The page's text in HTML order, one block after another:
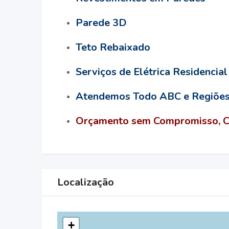
Parede 3D
Teto Rebaixado
Serviços de Elétrica Residencial
Atendemos Todo ABC e
Orçamento sem Compromisso,
Localização
+